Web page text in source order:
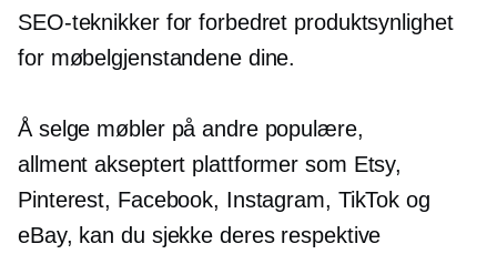
SEO-teknikker for forbedret produktsynlighet
for møbelgjenstandene dine.
Å selge møbler på andre populære,
allment akseptert plattformer som Etsy,
Pinterest, Facebook, Instagram, TikTok og
eBay, kan du sjekke deres respektive